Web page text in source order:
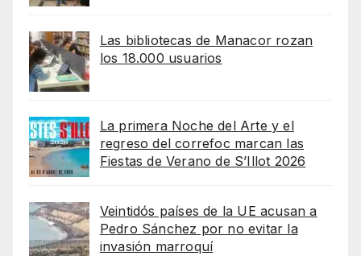
Las bibliotecas de Manacor rozan
los 18.000 usuarios
La primera Noche del Arte y el
regreso del correfoc marcan las
Fiestas de Verano de S’Illot 2026
Veintidós países de la UE acusan a
Pedro Sánchez por no evitar la
invasión marroquí